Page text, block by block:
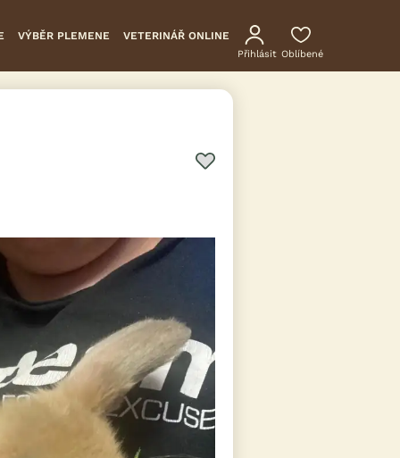
VÝBĚR PLEMENE VETERINÁŘ ONLINE
Přihlásit Oblíbené